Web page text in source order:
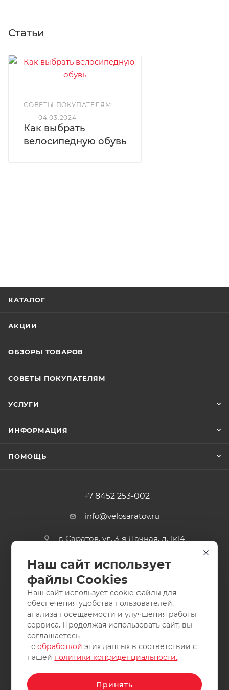
Статьи
СОВЕТЫ ПОКУПАТЕЛЯМ
— 04.03.2024
Как выбрать
велосипедную обувь
КАТАЛОГ
АКЦИИ
ОБЗОРЫ ТОВАРОВ
СОВЕТЫ ПОКУПАТЕЛЯМ
УСЛУГИ
ИНФОРМАЦИЯ
ПОМОЩЬ
+7 8452 253-002
info@velosaratov.ru
г. Саратов, ул. 3-я Дачная, д. 1к14
2011-2026 © интернет-магазин спортивных товаров
ВелоСаратов. Не является публичной офертой. Все права
защищены. Заимствование материалов и фотографий
запрещено.
Наш сайт использует
файлы Cookies
Наш сайт использует cookie-файлы для
обеспечения удобства пользователей,
анализа посещаемости и улучшения работы
сервиса. Продолжая использовать сайт, вы
соглашаетесь
собработкойэтих данных в соответствии с
нашей политики конфиденциальности.
Принять